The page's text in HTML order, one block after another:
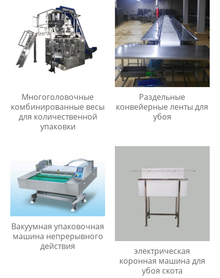
Многоголовочные
комбинированные весы
для количественной
упаковки
Раздельные
конвейерные ленты для
убоя
Вакуумная упаковочная
машина непрерывного
действия
электрическая
коронная машина для
убоя скота